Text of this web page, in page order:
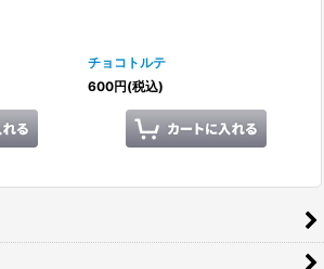
チョコトルテ
600円(税込)